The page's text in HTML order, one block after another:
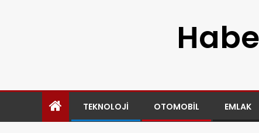
TEKNOLOJI OTOMOBIL EMLAK